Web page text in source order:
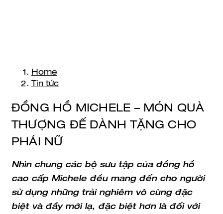
Home
Tin tức
ĐỒNG HỒ MICHELE – MÓN QUÀ
THƯỢNG ĐẾ DÀNH TẶNG CHO
PHÁI NỮ
Nhìn chung các bộ sưu tập của đồng hồ
cao cấp Michele đều mang đến cho người
sử dụng những trải nghiêm vô cùng đặc
biệt và đầy mới lạ, đặc biệt hơn là đối với